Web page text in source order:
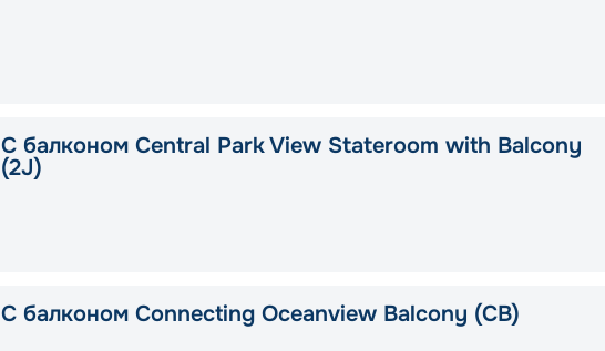
С балконом Central Park View Stateroom with Balcony
(2J)
С балконом Connecting Oceanview Balcony (CB)